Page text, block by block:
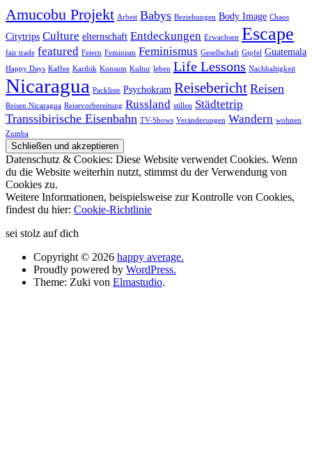
Amucobu Projekt Arbeit Babys Beziehungen Body Image Chaos
Citytrips Culture elternschaft Entdeckungen Erwachsen Escape
fair trade featured Feiern Feminism Feminismus Gesellschaft Gipfel Guatemala
Happy Days Kaffee Karibik Konsum Kultur leben Life Lessons Nachhaltigkeit
Nicaragua Packliste Psychokram Reisebericht Reisen
Reisen Nicaragua Reisevorbereitung Russland stillen Städtetrip
Transsibirische Eisenbahn TV-Shows Veränderungen Wandern wohnen
Zumba
Datenschutz & Cookies: Diese Website verwendet Cookies. Wenn
du die Website weiterhin nutzt, stimmst du der Verwendung von
Cookies zu.
Weitere Informationen, beispielsweise zur Kontrolle von Cookies,
findest du hier: Cookie-Richtlinie
sei stolz auf dich
Copyright © 2026 happy average.
Proudly powered by WordPress.
Theme: Zuki von Elmastudio.